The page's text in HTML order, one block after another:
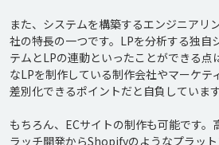
また、システムを構築するエンジニアリ
社の特長の一つです。LPを分析する独自
テムとLPの連動といったことができる点
なLPを制作している制作会社やマーケテ
差別化できるポイントだと自負しています
もちろん、ECサイトの制作も可能です。
ラッチ開発からShopifyのようなプラッ